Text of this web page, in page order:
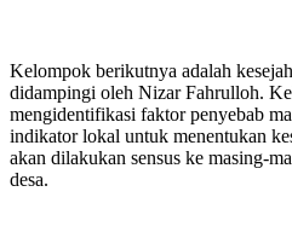
Kelompok berikutnya adalah
didampingi oleh Nizar Fahrulloh.
mengidentifikasi faktor penyebab
indikator lokal untuk menentukan
akan dilakukan sensus ke masing-
desa.